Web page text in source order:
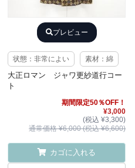
プレビュー
状態：非常によい 素材：綿
大正ロマン ジャワ更紗道行コー
ト
期間限定50％OFF！
¥3,000
(税込 ¥3,300)
通常価格 ¥6,000 (税込 ¥6,600)
カゴに入れる